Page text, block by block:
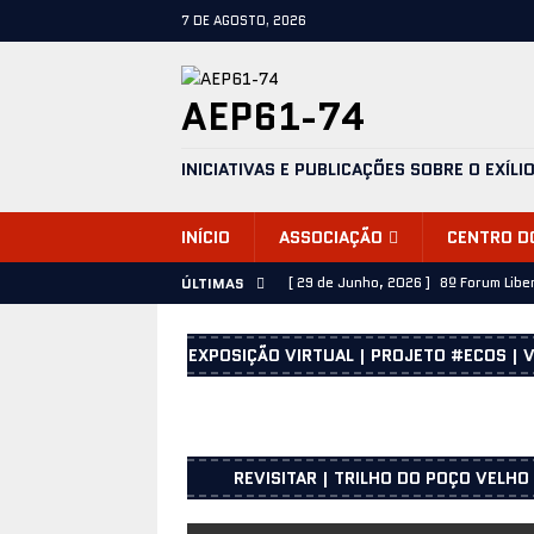
7 DE AGOSTO, 2026
AEP61-74
INICIATIVAS E PUBLICAÇÕES SOBRE O
INÍCIO ASSOCIAÇÃO CENTRO
ÚLTIMAS [ 29 de Junho, 2026 ] 8º Forum
[ 25 de Junho, 2026 ] 25 de Abril
2025
INFORMAÇÕES
[ 23 de Julho, 2026 ] Sessão de
EXPOSIÇÃO VIRTUAL | PROJETO #ECOS |
REVISITAR | TRILHO DO POÇO VELHO